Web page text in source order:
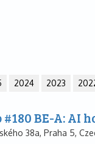
2024 2023
BE-A: AI
38a, Praha 5,